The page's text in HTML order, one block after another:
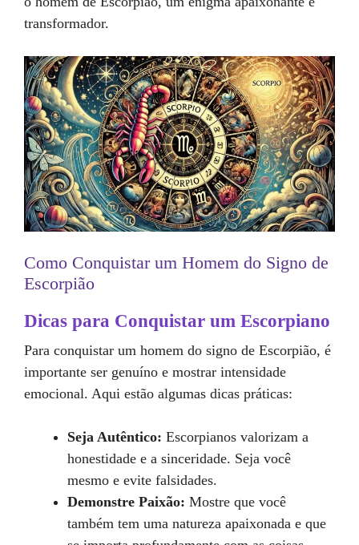
transformador.
Como Conquistar um Homem do Signo de
Escorpião
Dicas para Conquistar um Escorpiano
Para conquistar um homem do signo de Escorpião, é
importante ser genuíno e mostrar intensidade
emocional. Aqui estão algumas dicas práticas:
Seja Autêntico: Escorpianos valorizam a
honestidade e a sinceridade. Seja você
mesmo e evite falsidades.
Demonstre Paixão: Mostre que você
também tem uma natureza apaixonada e que